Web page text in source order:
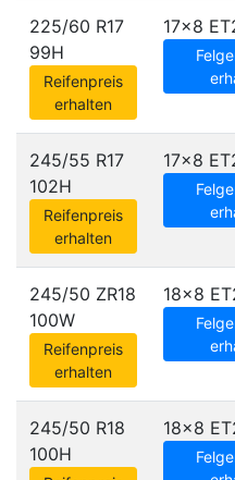
225/60 R17
99H
Reifenpreis
erhalten
17x8
245/55 R17
102H
Reifenpreis
erhalten
17x8
245/50 ZR18
100W
Reifenpreis
erhalten
18x8
245/50 R18
100H
18x8